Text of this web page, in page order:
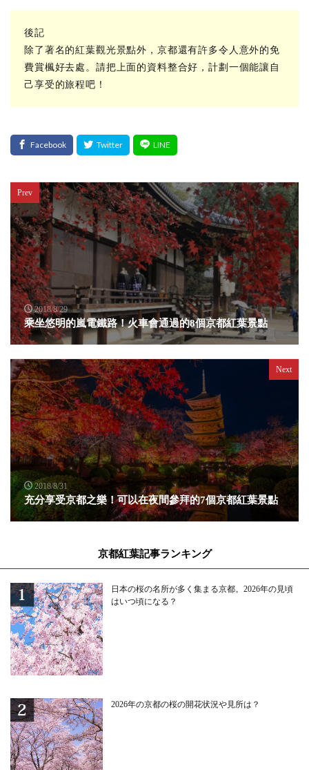
後記
除了著名的紅葉觀光景點外，京都還有許多令人意外的免
費賞楓好去處。請把上面的資料整合好，計劃一個能讓自
己享受的旅程吧！
Prev
2018/8/29
乘坐悠明的嵐電鐵路！火車會通過的8個京都紅葉景點
Next
2018/8/31
充分享受京都之樂！可以在夜間參拜的7個京都紅葉景點
京都紅葉記事ランキング
日本の桜の名所が多く集まる京都。2026年の見頃
はいつ頃になる？
2026年の京都の桜の開花状況や見所は？